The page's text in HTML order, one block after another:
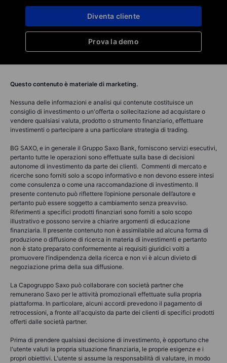
Prova la demo
Diventa cliente
Questo contenuto è materiale di marketing.
Nessuna delle informazioni e analisi qui contenute costituisce un
consiglio di investimento o un'offerta o sollecitazione ad acquistare o
vendere qualsiasi valuta, prodotto o strumento finanziario, effettuare
investimenti o partecipare a una particolare strategia di trading.
BG SAXO, e in generale il Gruppo Saxo Bank, forniscono servizi esecutivi,
pertanto tutte le operazioni sono effettuate sulla base di decisioni
autonome di investimento da parte dei clienti. Commenti di mercato e
ricerche sono forniti solo a scopo informativo e non devono essere intesi
come consulenza o come una raccomandazione di investimento. Il
presente contenuto può riflettere l’opinione personale dell’autore e
pertanto può essere soggetto a cambiamento senza preavviso.
Riferimenti a specifici prodotti finanziari sono forniti a solo scopo
illustrativo e possono servire a chiarire argomenti di educazione
finanziaria. Il presente contenuto non è assimilabile ad alcuna forma di
produzione o diffusione di ricerca in materia di investimenti e pertanto
non è stato preparato conformemente ai requisiti giuridici volti a
promuovere l’indipendenza della ricerca e non vi è alcun divieto di
negoziazione prima della sua diffusione.
La Capogruppo Saxo può collaborare con società partner che
remunerano Saxo per le attività promozionali effettuate sulla propria
piattaforma. In particolare, alcuni accordi prevedono il pagamento di
retrocessioni, a fronte all'acquisto da parte dei clienti di specifici prodotti
offerti dalle società partner.
Prima di prendere qualsiasi decisione di investimento, è opportuno che
l'utente valuti la propria situazione finanziaria, le proprie esigenze e i
propri obiettivi. L'utente si assume la responsabilità di valutare, in modo